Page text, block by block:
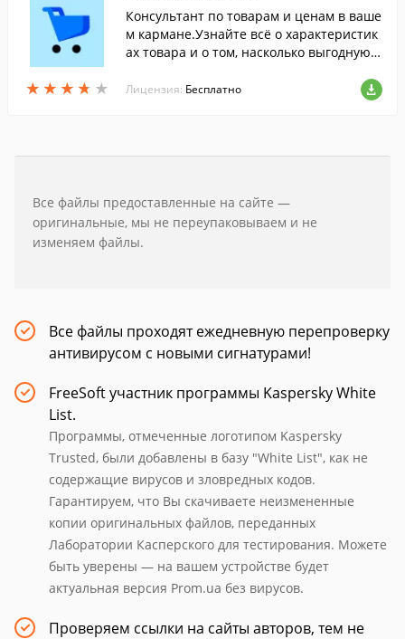
★ ★ ★ ★ ★
★ ★ ★ ★ ★
Консультант по товарам и ценам в ваше
м кармане.Узнайте всё о характеристик
ах товара и о том, насколько выгодную ц
й магазин.
Лицензия: Бесплатно
Все файлы предоставленные на сайте —
оригинальные, мы не переупаковываем и не
изменяем файлы.
Все файлы проходят ежедневную перепроверку
антивирусом с новыми сигнатурами!
FreeSoft участник программы Kaspersky White
List.
Программы, отмеченные логотипом Kaspersky
Trusted, были добавлены в базу "White List", как не
содержащие вирусов и зловредных кодов.
Гарантируем, что Вы скачиваете неизмененные
копии оригинальных файлов, переданных
Лаборатории Касперского для тестирования. Можете
быть уверены — на вашем устройстве будет
актуальная версия Prom.ua без вирусов.
Проверяем ссылки на сайты авторов, тем не